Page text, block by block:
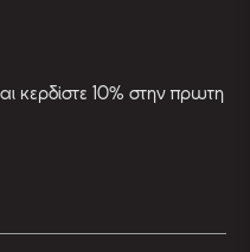
κερδίστε 10% στην πρωτη